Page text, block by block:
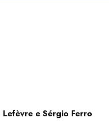
e Sérgio Ferro